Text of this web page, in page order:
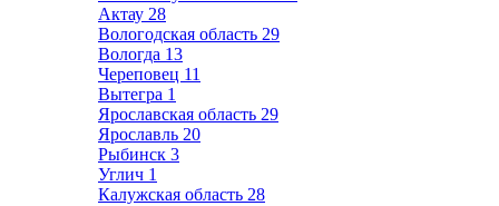
Актау 28
Вологодская область 29
Вологда 13
Череповец 11
Вытегра 1
Ярославская область 29
Ярославль 20
Рыбинск 3
Углич 1
Калужская область 28